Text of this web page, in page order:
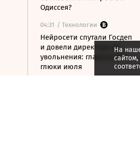
Одиссея?
04:31 / Технологии
Нейросети спутали Госдеп
и довели директора до
увольнения: главные ИИ-
глюки июля
На